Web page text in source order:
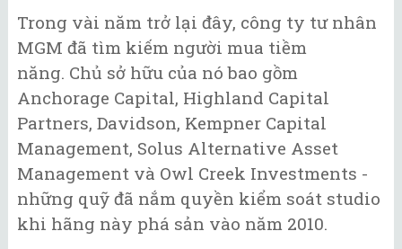
Trong vài năm trở lại đây, công ty tư nhân
MGM đã tìm kiếm người mua tiềm
năng. Chủ sở hữu của nó bao gồm
Anchorage Capital, Highland Capital
Partners, Davidson, Kempner Capital
Management, Solus Alternative Asset
Management và Owl Creek Investments -
những quỹ đã nắm quyền kiểm soát studio
khi hãng này phá sản vào năm 2010.